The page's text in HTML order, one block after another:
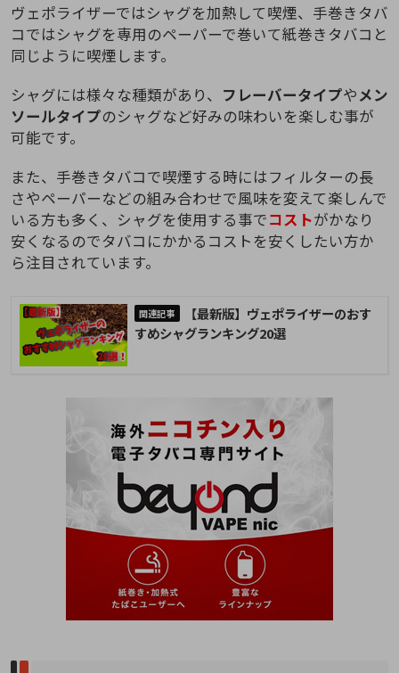
ヴェポライザーではシャグを加熱して喫煙、手巻きタバ
コではシャグを専用のペーパーで巻いて紙巻きタバコと
同じように喫煙します。
シャグには様々な種類があり、 フレーバータイプやメン
ソールタイプのシャグなど好みの味わいを楽しむ事が
可能です。
また、手巻きタバコで喫煙する時にはフィルターの長
さやペーパーなどの組み合わせで風味を変えて楽しんで
いる方も多く、シャグを使用する事でコストがかなり
安くなるのでタバコにかかるコストを安くしたい方か
ら注目されています。
【最新版】ヴェポライザーのおす
すめシャグランキング20選